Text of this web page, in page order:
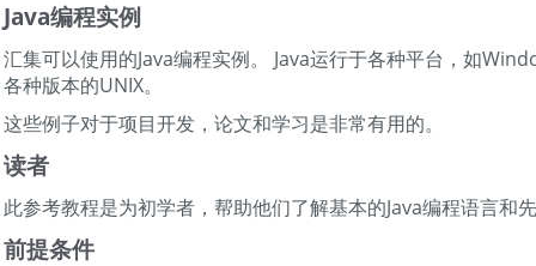
Java编程实例
汇集可以使用的Java编程实例。 Java运行于各种平台，如
各种版本的UNIX。
这些例子对于项目开发，论文和学习是非常有用的。
读者
此参考教程是为初学者，帮助他们了解基本的Java编程语言和
前提条件